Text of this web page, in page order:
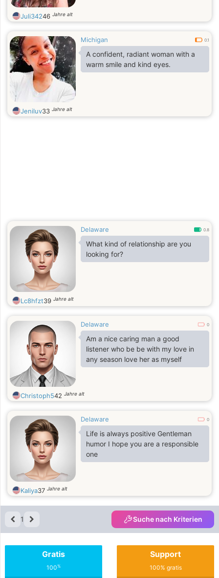
Juli34246 Jahre alt
Michigan 0.1
A confident, radiant woman with a
warm smile and kind eyes.
Jeniluv33 Jahre alt
Delaware 0.8
What kind of relationship are you
looking for?
Lc8hfzt39 Jahre alt
Delaware 0
Am a nice caring man a good
listener who be be with my love in
any season love her as myself
Christoph542 Jahre alt
Delaware 0
Life is always positive Gentleman
humor I hope you are a responsible
one
Kaliya37 Jahre alt
1 Suche nach Kriterien
Gratis
100%
Support
100% gratis